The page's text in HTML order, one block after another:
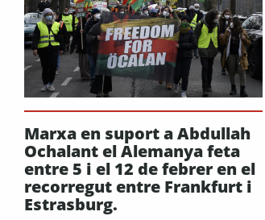
Marxa en suport a Abdullah
Ochalant el Alemanya feta
entre 5 i el 12 de febrer en el
recorregut entre Frankfurt i
Estrasburg.